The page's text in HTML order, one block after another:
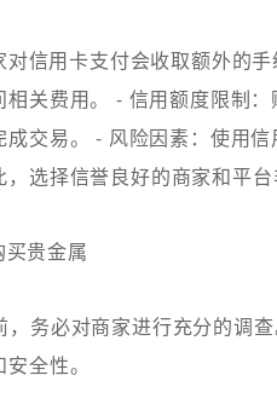
信用卡支付会收取额外的
关费用。 - 信用额度限制
交易。 - 风险因素：使用
选择信誉良好的商家和平台
贵金属
务必对商家进行充分的调
全性。